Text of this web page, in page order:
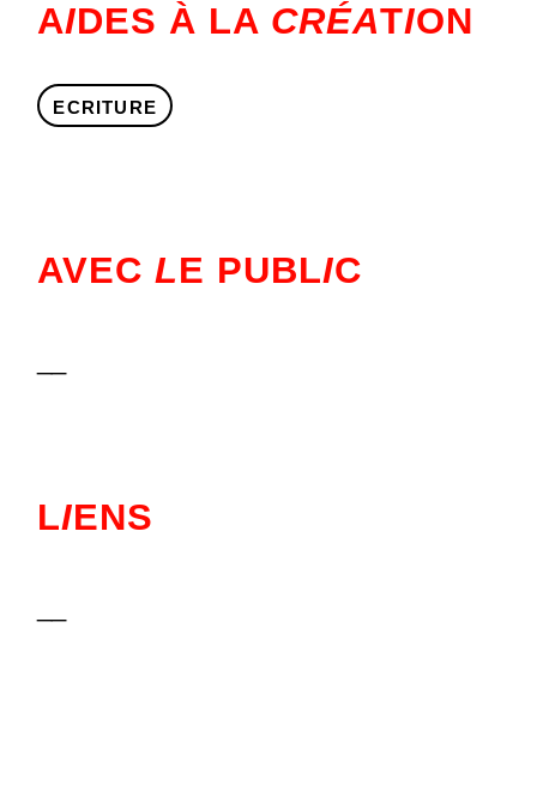
AIDES À LA CRÉATION
ECRITURE
AVECLE PUBLIC
LIENS